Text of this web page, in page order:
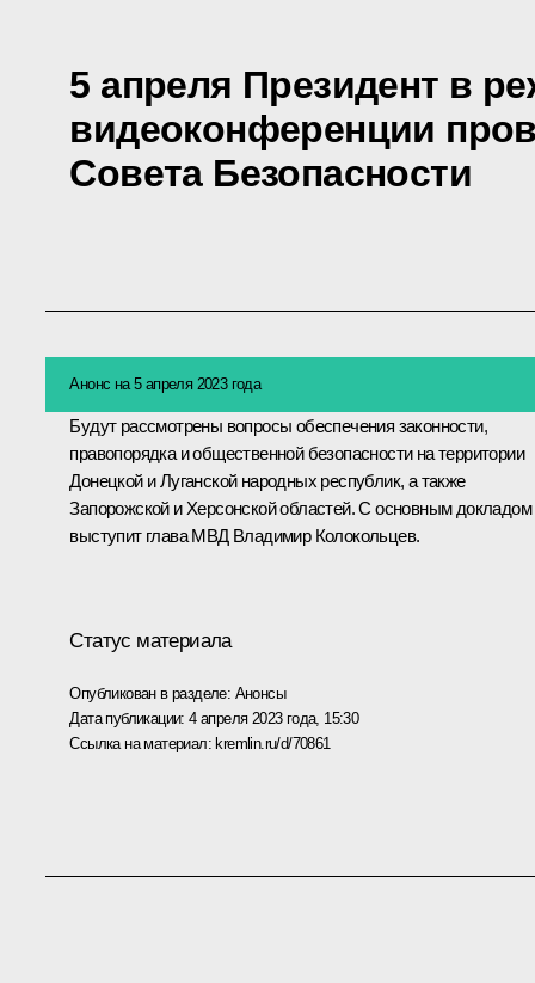
5 апреля Президент в
видеоконференции
Совета Безопасности
Анонс на 5 апреля 2023 года
Будут рассмотрены вопросы обеспечения законности,
правопорядка и общественной безопасности на территории
Донецкой и Луганской народных республик, а также
Запорожской и Херсонской областей. С основным докладом
выступит глава МВД Владимир Колокольцев.
Статус материала
Опубликован в разделе: Анонсы
Дата публикации:4 апреля 2023 года, 15:30
Ссылка на материал:kremlin.ru/d/70861